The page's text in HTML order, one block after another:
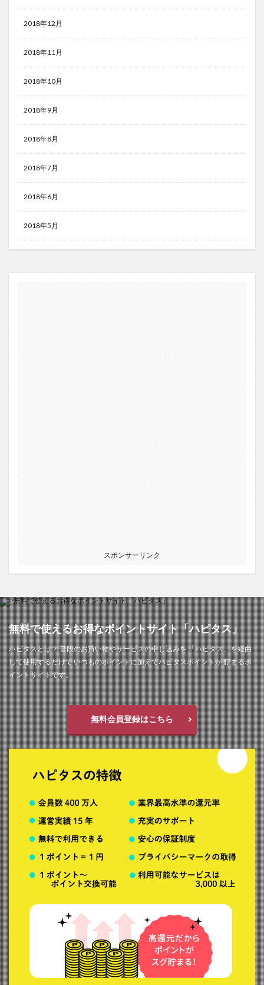
2018年12月
2018年11月
2018年10月
2018年9月
2018年8月
2018年7月
2018年6月
2018年5月
スポンサーリンク
無料で使えるお得なポイントサイト「ハピタス」
ハピタスとは？ 普段のお買い物やサービスの申し込みを 「ハピタス」を経由
して使用するだけで いつものポイントに加えてハピタスポイントが 貯まるポ
イントサイトです。
無料会員登録はこちら